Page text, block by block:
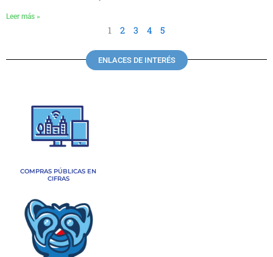
Leer más »
1 2 3 4 5
ENLACES DE INTERÉS
COMPRAS PÚBLICAS EN
CIFRAS